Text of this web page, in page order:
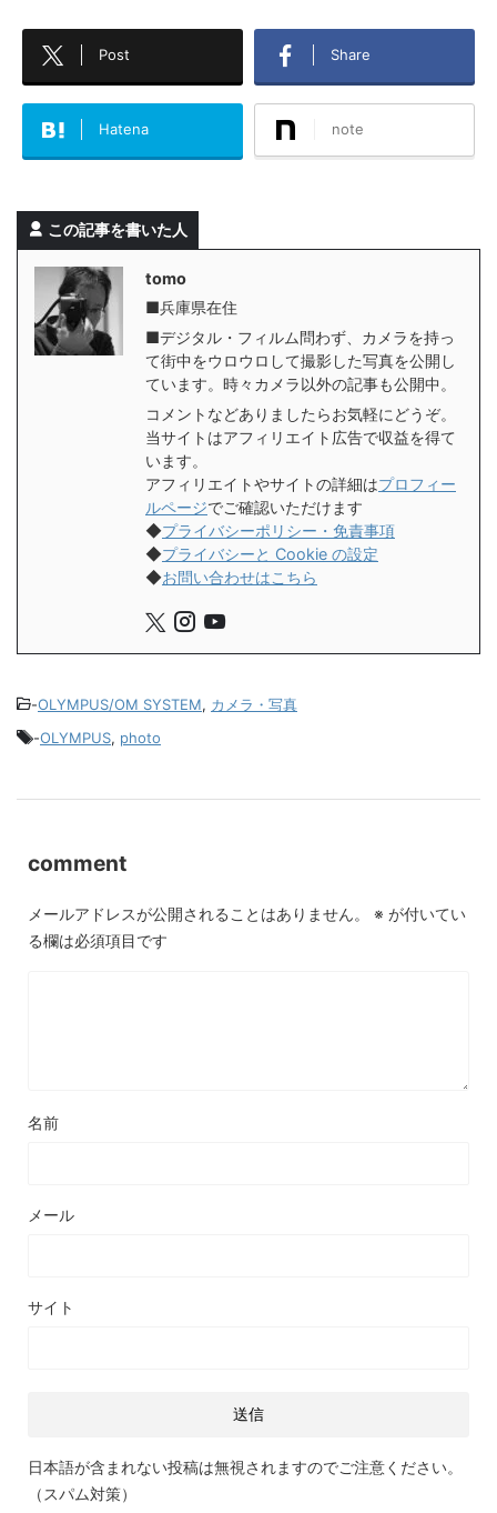
Post Share
Hatena note
この記事を書いた人
tomo
■兵庫県在住
■デジタル・フィルム問わず、カメラを持っ
て街中をウロウロして撮影した写真を公開し
ています。時々カメラ以外の記事も公開中。
コメントなどありましたらお気軽にどうぞ。
当サイトはアフィリエイト広告で収益を得て
います。
アフィリエイトやサイトの詳細はプロフィー
ルページでご確認いただけます
◆プライバシーポリシー・免責事項
◆プライバシーと Cookie の設定
◆お問い合わせはこちら
-OLYMPUS/OM SYSTEM, カメラ・写真
-OLYMPUS, photo
comment
メールアドレスが公開されることはありません。 ※ が付いてい
る欄は必須項目です
名前
メール
サイト
日本語が含まれない投稿は無視されますのでご注意ください。
（スパム対策）